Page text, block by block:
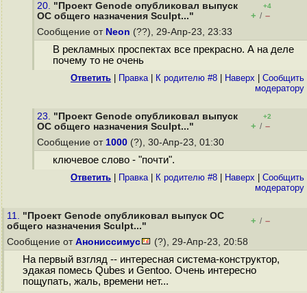
20. "Проект Genode опубликовал выпуск
ОС общего назначения Sculpt..."
+4
+ / –
Сообщение от Neon (??), 29-Апр-23, 23:33
В рекламных проспектах все прекрасно. А на деле
почему то не очень
Ответить Правка| К родителю #8 Наверх
Cообщить
модератору
23. "Проект Genode опубликовал выпуск
ОС общего назначения Sculpt..."
+2
+ / –
Сообщение от 1000 (?), 30-Апр-23, 01:30
ключевое слово - "почти".
Ответить Правка| К родителю #8 Наверх
Cообщить
модератору
11. "Проект Genode опубликовал выпуск ОС
общего назначения Sculpt..."
+ / –
Сообщение от Анониссимус (?), 29-Апр-23, 20:58
На первый взгляд -- интересная система-конструктор,
эдакая помесь Qubes и Gentoo. Очень интересно
пощупать, жаль, времени нет...